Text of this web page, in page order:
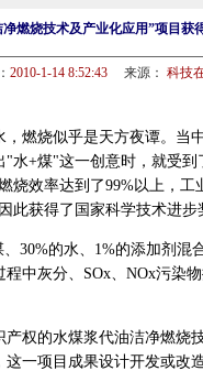
燃烧技术及产业化应用”项目获
2010-1-14 8:52:43来源： 科技
烧似乎是天方夜谭。当
水+煤"这一创意时，就受
烧效率达到了99%以上，
此获得了国家科学技术进步
的水、1%的添加剂混
中灰分、SOx、NOx污染
的水煤浆代油洁净燃烧
一项目成果设计开发或改